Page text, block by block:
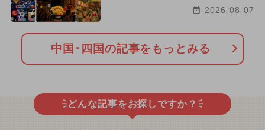
2026-08-07
中国･四国の記事をもっとみる
どんな記事をお探しですか？